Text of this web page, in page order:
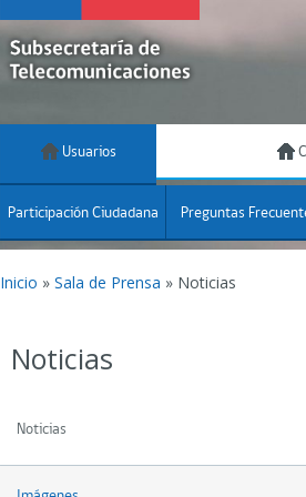
Usuarios
Participación Ciudadana Preguntas
Inicio » Sala de Prensa » Noticias
Noticias
Noticias